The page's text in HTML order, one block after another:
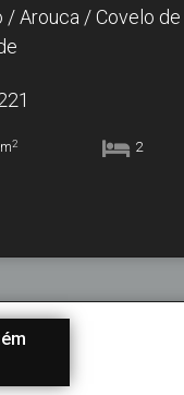
/ Arouca / Covelo
m2 2